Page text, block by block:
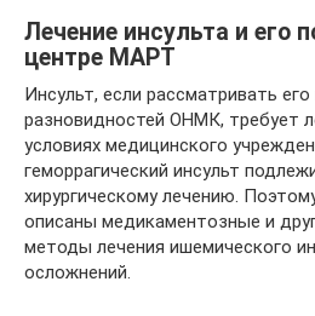
Лечение инсульта и его
центре МАРТ
Инсульт, если рассматривать его
разновидностей ОНМК, требует
условиях медицинского
геморрагический инсульт
хирургическому лечению.
описаны медикаментозные и
методы лечения ишемического
осложнений.